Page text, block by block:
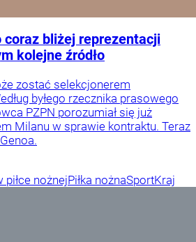
coraz bliżej reprezentacji
kolejne źródło
zostać selekcjonerem
byłego rzecznika prasowego
PZPN porozumiał się już
Milanu w sprawie kontraktu. Teraz
piłce nożnejPiłka nożnaSportKraj